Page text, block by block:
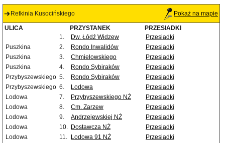
Retkinia Kusocińskiego Pokaż na mapie
ULICA PRZYSTANEK
PRZESIADKI
1.
Dw. Łódź Widzew
Przesiadki
Puszkina
2. Rondo Inwalidów
Przesiadki
Puszkina
3. Chmielowskiego
Przesiadki
Puszkina
4. Rondo Sybiraków
Przesiadki
Przybyszewskiego 5. Rondo Sybiraków
Przesiadki
Przybyszewskiego 6. Lodowa
Przesiadki
Lodowa
7. Przybyszewskiego NŻ
Przesiadki
Lodowa
8. Cm. Zarzew
Przesiadki
Lodowa
9. Andrzejewskiej NŻ
Przesiadki
Lodowa
10. Dostawcza NŻ
Przesiadki
Lodowa
11. Lodowa 91 NŻ
Przesiadki